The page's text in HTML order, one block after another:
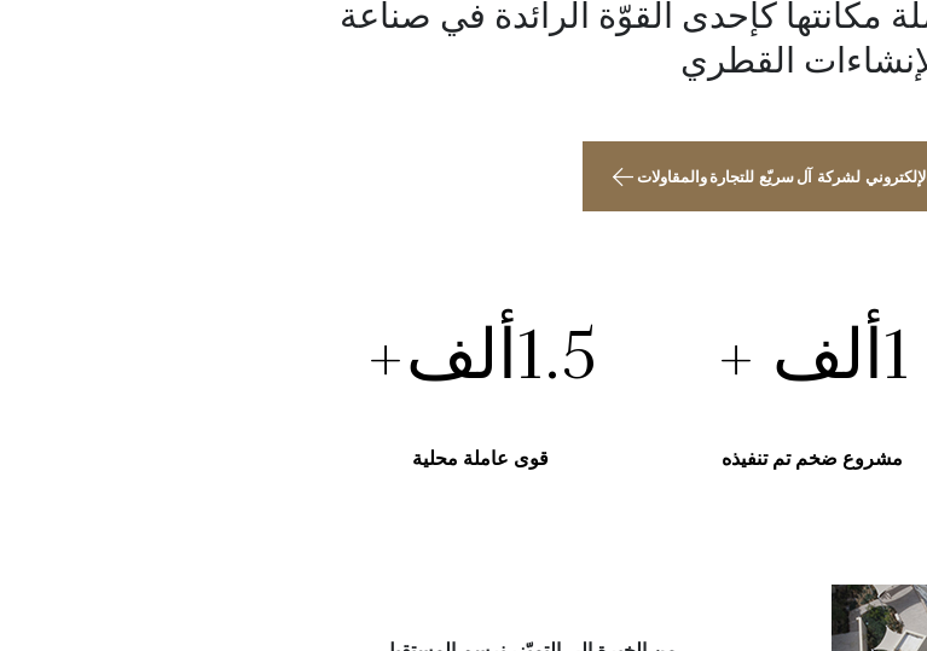
مكانتها كإحدى القوّة الرائدة في صناعة
القطري
لشركة آل سريّع للتجارة والمقاولات
1ألف +
مشروع ضخم تم تنفيذه
1.5ألف+
قوى عاملة محلية